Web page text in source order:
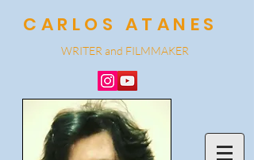
CARLOS ATANES
WRITER and FILMMAKER